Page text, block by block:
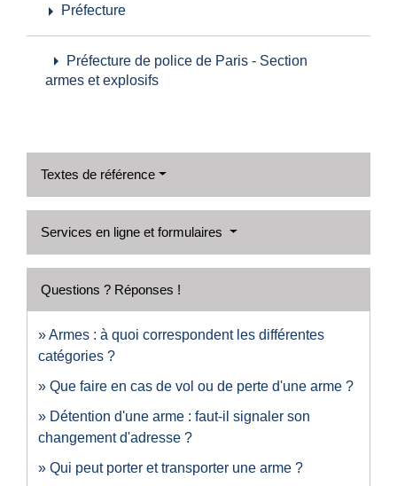
arrow_right Préfecture
arrow_right
Préfecture de police de Paris - Section
armes et explosifs
Textes de référence
Services en ligne et formulaires
Questions ? Réponses !
Armes : à quoi correspondent les différentes
catégories ?
Que faire en cas de vol ou de perte d'une arme ?
Détention d'une arme : faut-il signaler son
changement d'adresse ?
Qui peut porter et transporter une arme ?